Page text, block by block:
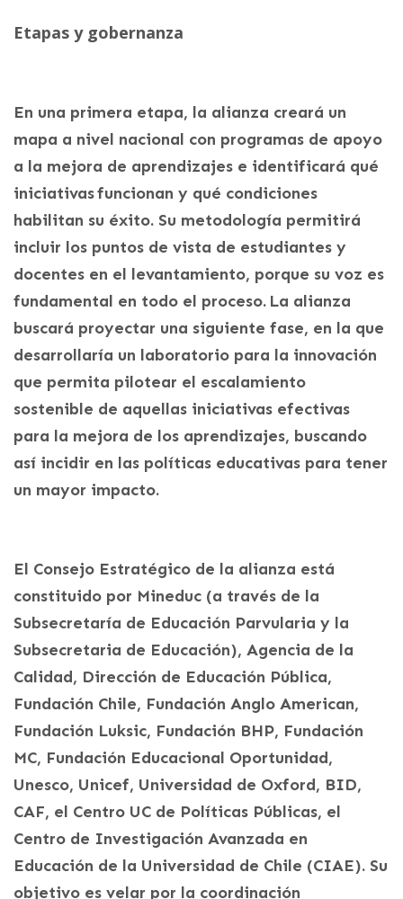
Etapas y gobernanza
En una primera etapa, la alianza creará un
mapa a nivel nacional con programas de apoyo
a la mejora de aprendizajes e identificará qué
iniciativas funcionan y qué condiciones
habilitan su éxito. Su metodología permitirá
incluir los puntos de vista de estudiantes y
docentes en el levantamiento, porque su voz es
fundamental en todo el proceso. La alianza
buscará proyectar una siguiente fase, en la que
desarrollaría un laboratorio para la innovación
que permita pilotear el escalamiento
sostenible de aquellas iniciativas efectivas
para la mejora de los aprendizajes, buscando
así incidir en las políticas educativas para tener
un mayor impacto.
El Consejo Estratégico de la alianza está
constituido por Mineduc (a través de la
Subsecretaría de Educación Parvularia y la
Subsecretaria de Educación), Agencia de la
Calidad, Dirección de Educación Pública,
Fundación Chile, Fundación Anglo American,
Fundación Luksic, Fundación BHP, Fundación
MC, Fundación Educacional Oportunidad,
Unesco, Unicef, Universidad de Oxford, BID,
CAF, el Centro UC de Políticas Públicas, el
Centro de Investigación Avanzada en
Educación de la Universidad de Chile (CIAE). Su
objetivo es velar por la coordinación